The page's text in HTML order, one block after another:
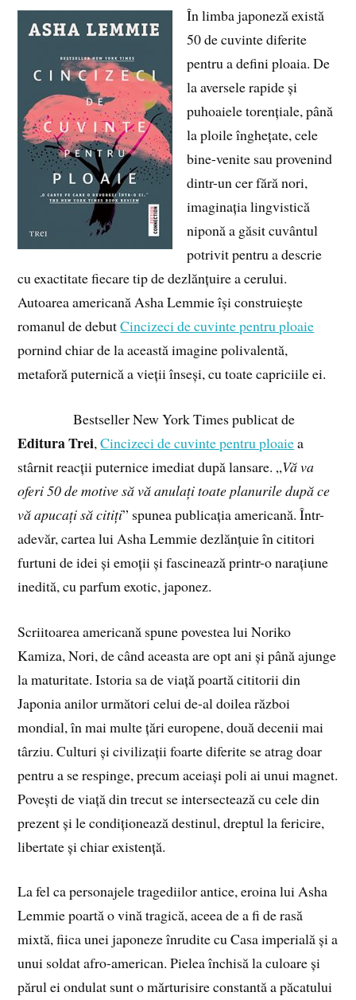
În limba japoneză există
50 de cuvinte diferite
pentru a defini ploaia. De
la aversele rapide și
puhoaiele torențiale, până
la ploile înghețate, cele
bine-venite sau provenind
dintr-un cer fără nori,
imaginația lingvistică
niponă a găsit cuvântul
potrivit pentru a descrie
cu exactitate fiecare tip de dezlănțuire a cerului.
Autoarea americană Asha Lemmie își construiește
romanul de debutCincizeci de cuvinte pentru ploaie
pornind chiar de la această imagine polivalentă,
metaforă puternică a vieții înseși, cu toate capriciile ei.
Bestseller New York Times publicat de
Editura Trei,Cincizeci de cuvinte pentru ploaiea
stârnit reacții puternice imediat după lansare. „Vă va
oferi 50 de motive să vă anulați toate planurile după ce
vă apucați să citiți” spunea publicația americană. Într-
adevăr, cartea lui Asha Lemmie dezlănțuie în cititori
furtuni de idei și emoții și fascinează printr-o narațiune
inedită, cu parfum exotic, japonez.
Scriitoarea americană spune povestea lui Noriko
Kamiza, Nori, de când aceasta are opt ani și până ajunge
la maturitate. Istoria sa de viață poartă cititorii din
Japonia anilor următori celui de-al doilea război
mondial, în mai multe țări europene, două decenii mai
târziu. Culturi și civilizații foarte diferite se atrag doar
pentru a se respinge, precum aceiași poli ai unui magnet.
Povești de viață din trecut se intersectează cu cele din
prezent și le condiționează destinul, dreptul la fericire,
libertate și chiar existență.
La fel ca personajele tragediilor antice, eroina lui Asha
Lemmie poartă o vină tragică, aceea de a fi de rasă
mixtă, fiica unei japoneze înrudite cu Casa imperială și a
unui soldat afro-american. Pielea închisă la culoare și
părul ei ondulat sunt o mărturisire constantă a păcatului